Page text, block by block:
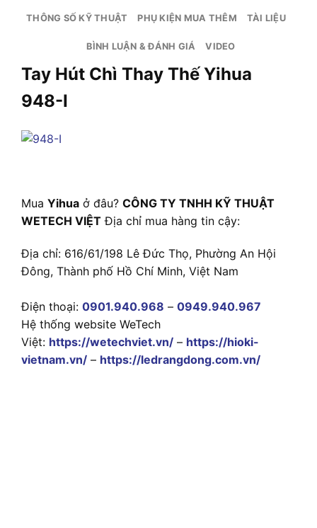
THÔNG SỐ KỸ THUẬT PHỤ KIỆN MUA THÊM TÀI LIỆU
BÌNH LUẬN & ĐÁNH GIÁ VIDEO
Tay Hút Chì Thay Thế Yihua
948-I
Mua Yihua ở đâu? CÔNG TY TNHH KỸ THUẬT
WETECH VIỆT Địa chỉ mua hàng tin cậy:
Địa chỉ: 616/61/198 Lê Đức Thọ, Phường An Hội
Đông, Thành phố Hồ Chí Minh, Việt Nam
Điện thoại: 0901.940.968 – 0949.940.967
Hệ thống website WeTech
Việt: https://wetechviet.vn/ – https://hioki-
vietnam.vn/ – https://ledrangdong.com.vn/